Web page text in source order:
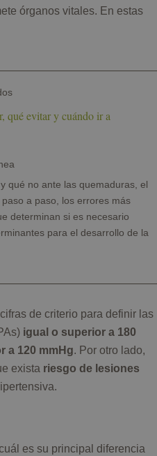
órganos vitales. En estas
qué evitar y cuándo ir a
qué no ante las quemaduras, el
a paso, los errores más
determinan si es necesario
para el desarrollo de la
de criterio para definir las
igual o superior a 180
a 120 mmHg. Por otro lado,
exista riesgo de lesiones
es su principal diferencia